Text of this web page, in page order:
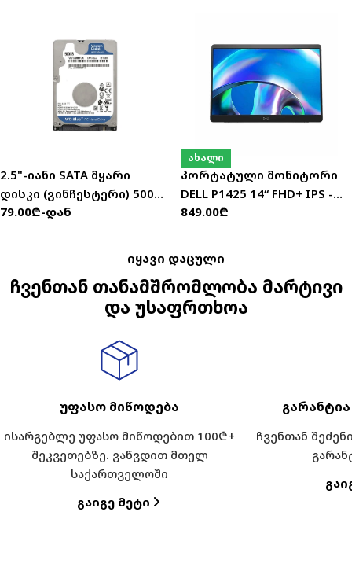
2.5"-იანი SATA მყარი
დისკი (ვინჩესტერი) 500GB
და 1TB
ჩვეულებრივი
79.00₾-დან
ახალი
პორტატული მონიტორი
DELL P1425 14“ FHD+ IPS -
210-BQTB
ჩვეულებრივი
849.00₾
იყავი დაცული
ჩვენთან თანამშრომლობა მარტივი
და უსაფრთხოა
უფასო მიწოდება
ისარგებლე უფასო მიწოდებით 100₾+
შეკვეთებზე. ვაწვდით მთელ
საქართველოში
Გაიგე Მეტი
ჩვენთან